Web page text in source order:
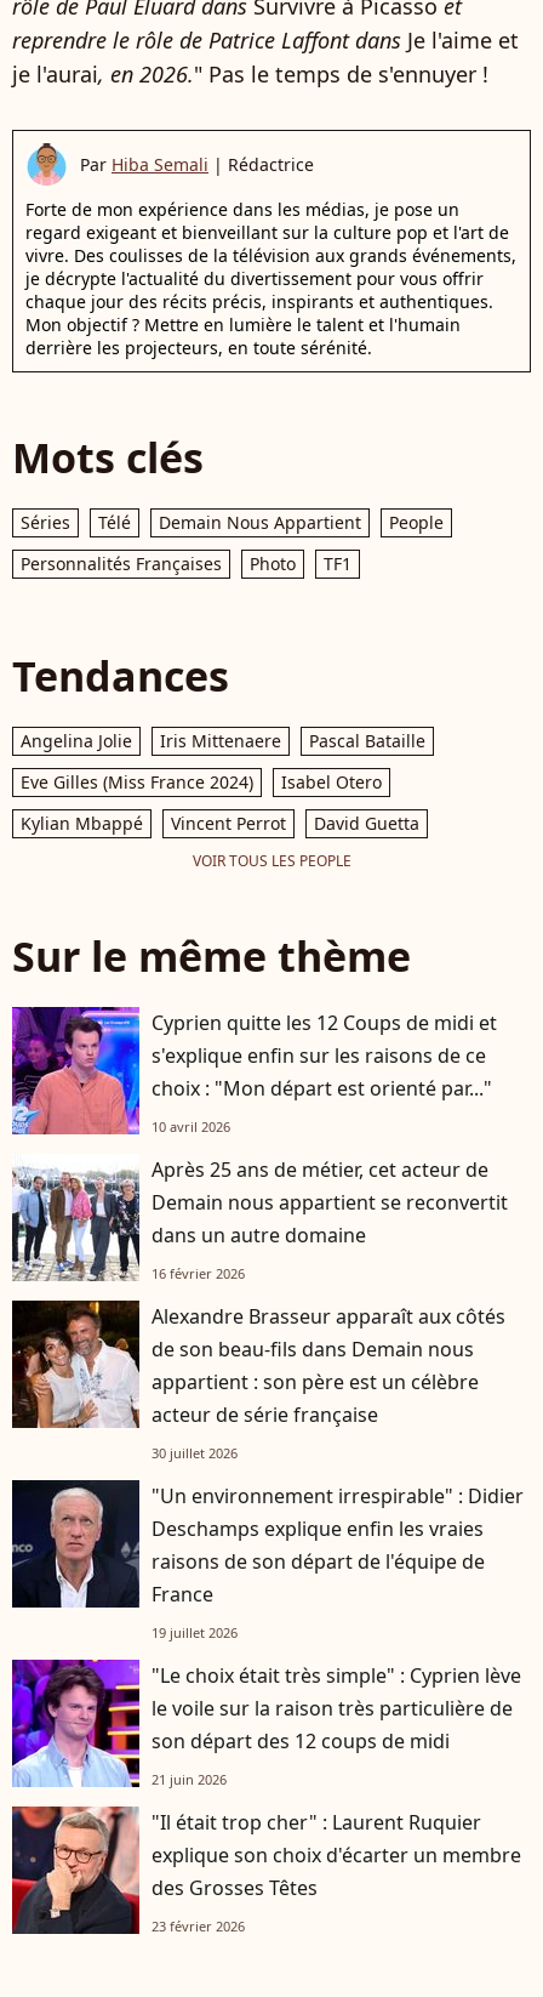
rôle de Paul Eluard dans Survivre à Picasso et
reprendre le rôle de Patrice Laffont dans Je l'aime et
je l'aurai, en 2026." Pas le temps de s'ennuyer !
Par Hiba Semali | Rédactrice
Forte de mon expérience dans les médias, je pose un
regard exigeant et bienveillant sur la culture pop et l'art de
vivre. Des coulisses de la télévision aux grands événements,
je décrypte l'actualité du divertissement pour vous offrir
chaque jour des récits précis, inspirants et authentiques.
Mon objectif ? Mettre en lumière le talent et l'humain
derrière les projecteurs, en toute sérénité.
Mots clés
Séries Télé Demain Nous Appartient
People
Personnalités Françaises
Photo TF1
Tendances
Angelina Jolie Iris Mittenaere
Pascal Bataille
Eve Gilles (Miss France 2024)
Isabel Otero
Kylian Mbappé
Vincent Perrot David Guetta
VOIR TOUS LES PEOPLE
Sur le même thème
Cyprien quitte les 12 Coups de midi et
s'explique enfin sur les raisons de ce
choix : "Mon départ est orienté par..."
10 avril 2026
Après 25 ans de métier, cet acteur de
Demain nous appartient se reconvertit
dans un autre domaine
16 février 2026
Alexandre Brasseur apparaît aux côtés
de son beau-fils dans Demain nous
appartient : son père est un célèbre
acteur de série française
30 juillet 2026
"Un environnement irrespirable" : Didier
Deschamps explique enfin les vraies
raisons de son départ de l'équipe de
France
19 juillet 2026
"Le choix était très simple" : Cyprien lève
le voile sur la raison très particulière de
son départ des 12 coups de midi
21 juin 2026
"Il était trop cher" : Laurent Ruquier
explique son choix d'écarter un membre
des Grosses Têtes
23 février 2026